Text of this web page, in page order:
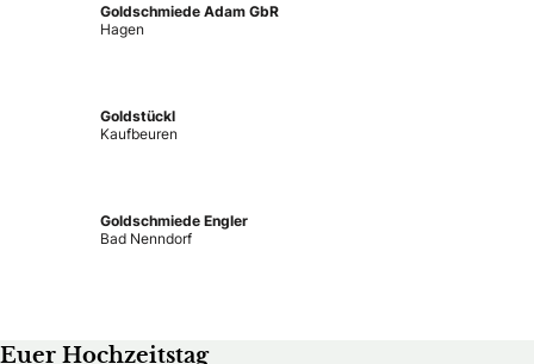
Goldschmiede Adam GbR
Hagen
Goldstückl
Kaufbeuren
Goldschmiede Engler
Bad Nenndorf
Euer Hochzeitstag